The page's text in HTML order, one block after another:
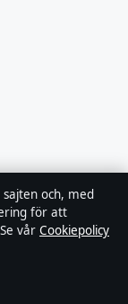
och, med
för att
vår Cookiepolicy